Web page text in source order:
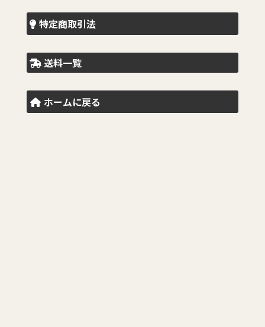
特定商取引法
送料一覧
ホームに戻る